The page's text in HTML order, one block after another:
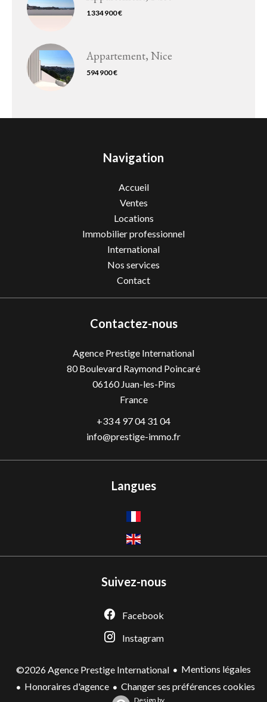
1 334 900 €
Appartement, Nice
594 900 €
Navigation
Accueil
Ventes
Locations
Immobilier professionnel
International
Nos services
Contact
Contactez-nous
Agence Prestige International
80 Boulevard Raymond Poincaré
06160Juan-les-Pins
France
+33 4 97 04 31 04
info@prestige-immo.fr
Langues
Suivez-nous
Facebook
Instagram
©2026 Agence Prestige International
Mentions légales
Honoraires d'agence
Changer ses préférences cookies
Design by